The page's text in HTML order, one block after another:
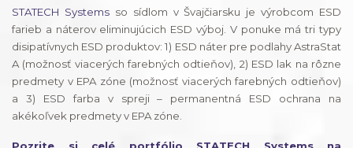
STATECH Systemsso sídlom v Švajčiarsku je výrobcom ESD
farieb a náterov eliminujúcich ESD výboj. V ponuke má tri typy
disipatívnych ESD produktov: 1) ESD náter pre podlahy AstraStat
A (možnosť viacerých farebných odtieňov), 2) ESD lak na rôzne
predmety v EPA zóne (možnosť viacerých farebných odtieňov)
a 3) ESD farba v spreji – permanentná ESD ochrana na
akékoľvek predmety v EPA zóne.